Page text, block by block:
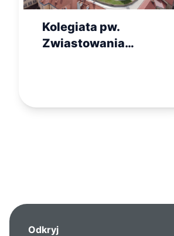
Kolegiata pw.
Zwiastowania
Odkryj